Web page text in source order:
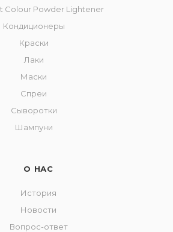
Colour Powder Lightener
Кондиционеры
Краски
Лаки
Маски
Спреи
Сыворотки
Шампуни
О НАС
История
Новости
Вопрос-ответ